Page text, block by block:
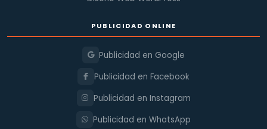
PUBLICIDAD ONLINE
Publicidad en Google
Publicidad en Facebook
Publicidad en Instagram
Publicidad en WhatsApp